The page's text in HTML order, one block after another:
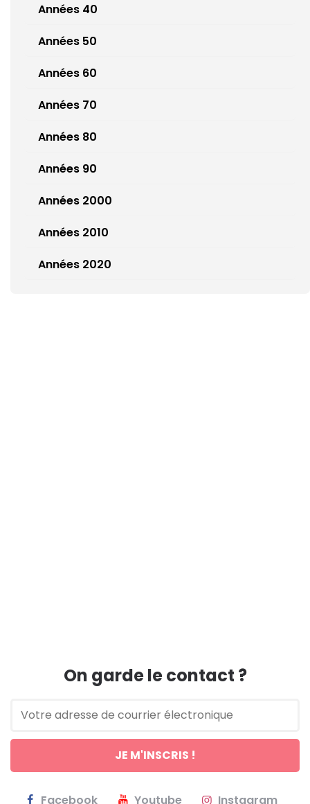
Années 40
Années 50
Années 60
Années 70
Années 80
Années 90
Années 2000
Années 2010
Années 2020
On garde le contact ?
Facebook Youtube Instagram